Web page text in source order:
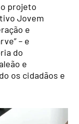
projeto
Jovem
e
– e
do
e
os cidadãos e